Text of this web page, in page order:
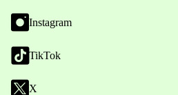
Instagram
TikTok
X